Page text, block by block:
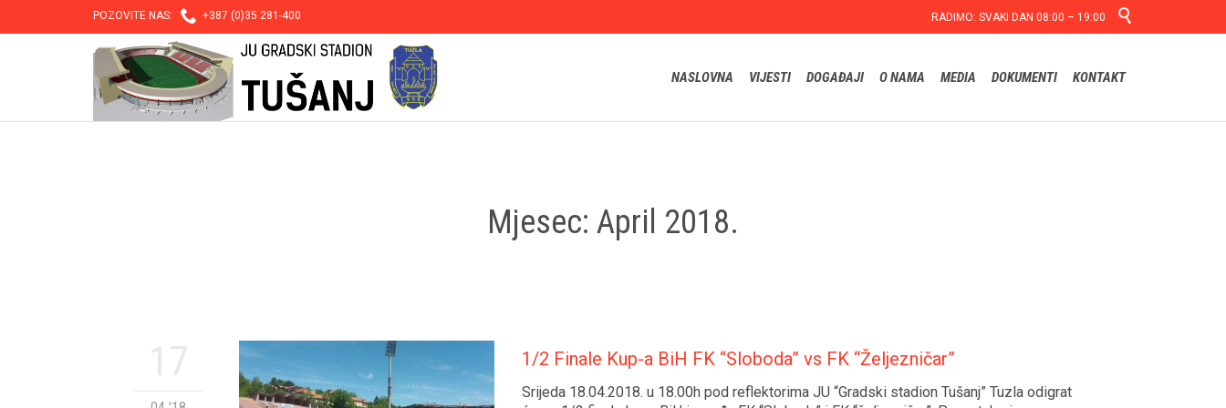
POZOVITE NAS:  +387 (0)35 281-400 RADIMO: SVAKI DAN 08:00 – 19:00 
NASLOVNA VIJESTI DOGAĐAJI O NAMA MEDIA DOKUMENTI KONTAKT
Mjesec: April 2018.
1/2 Finale Kup-a BiH FK “Sloboda” vs FK “Željezničar”
Srijeda 18.04.2018. u 18.00h pod reflektorima JU “Gradski stadion Tušanj” Tuzla odigrat